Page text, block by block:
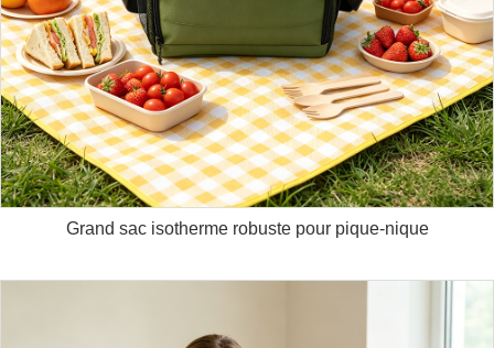
Grand sac isotherme robuste pour pique-nique